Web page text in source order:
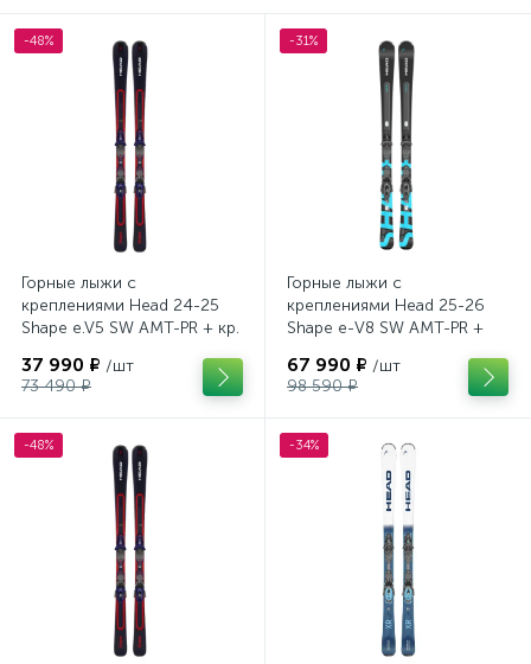
-48%
Горные лыжи с
креплениями Head 24-25
Shape e.V5 SW AMT-PR + кр.
37 990 ₽ /шт
73 490 ₽
-31%
Горные лыжи с
креплениями Head 25-26
Shape e-V8 SW AMT-PR +
67 990 ₽ /шт
98 590 ₽
-48% -34%